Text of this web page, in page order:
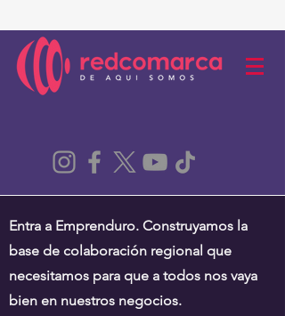
Entra a Emprenduro. Construyamos la
base de colaboración regional que
necesitamos para que a todos nos vaya
bien en nuestros negocios.